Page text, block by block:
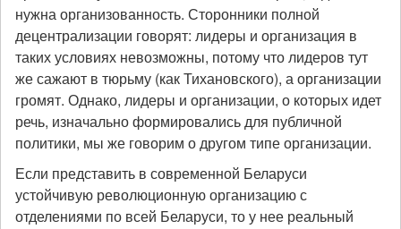
нужна организованность. Сторонники полной
децентрализации говорят: лидеры и организация в
таких условиях невозможны, потому что лидеров тут
же сажают в тюрьму (как Тихановского), а организации
громят. Однако, лидеры и организации, о которых идет
речь, изначально формировались для публичной
политики, мы же говорим о другом типе организации.
Если представить в современной Беларуси
устойчивую революционную организацию с
отделениями по всей Беларуси, то у нее реальный